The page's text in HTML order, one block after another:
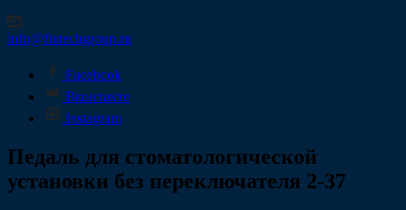
info@fintechgroup.ru
Facebook
Вконтакте
Instagram
Педаль для стоматологической
установки без переключателя 2-37